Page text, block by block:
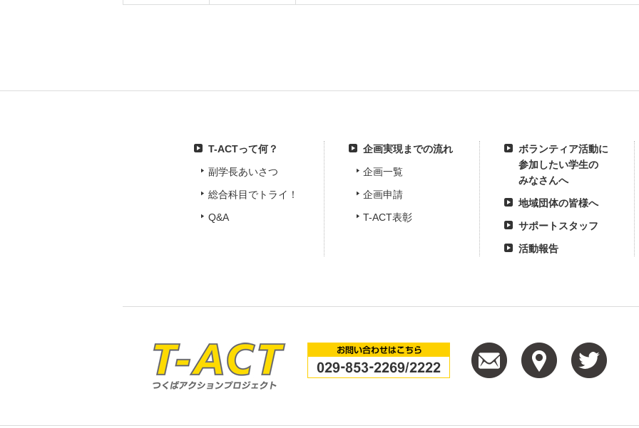
T-ACTって何？
副学長あいさつ
総合科目でトライ！
Q&A
企画実現までの流れ
企画一覧
企画申請
T-ACT表彰
ボランティア活動に
参加したい学生の
みなさんへ
地域団体の皆様へ
サポートスタッフ
活動報告